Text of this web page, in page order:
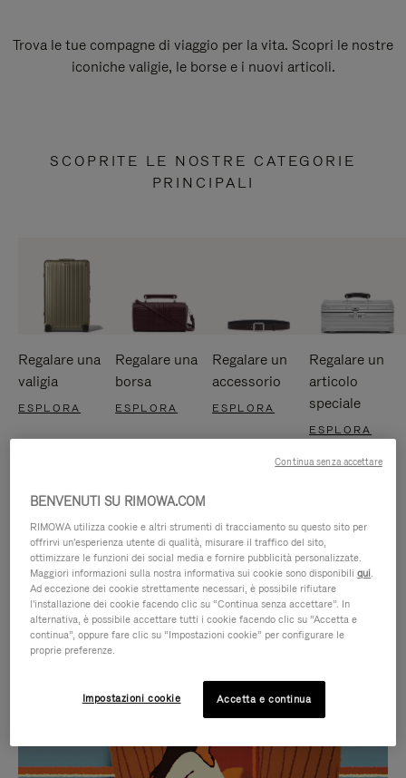
Trova le tue compagne di viaggio per la vita. Scopri le nostre
iconiche valigie, le borse e i nuovi articoli.
SCOPRITE LE NOSTRE CATEGORIE
PRINCIPALI
Regalare una
valigia
ESPLORA
Regalare una
borsa
ESPLORA
Regalare un
accessorio
ESPLORA
Regalare un
articolo
speciale
ESPLORA
NON
ÈSELEZIONI REGALO CURATE
BENVENUTI SU RIMOWA.COM
RIMOWA utilizza cookie e altri strumenti di tracciamento su questo sito per
offrirvi un'esperienza utente di qualità, misurare il traffico del sito,
ottimizzare le funzioni dei social media e fornire pubblicità personalizzate.
Maggiori informazioni sulla nostra informativa sui cookie sono disponibiliqui.
Ad eccezione dei cookie strettamente necessari, è possibile rifiutare
l'installazione dei cookie facendo clic su “Continua senza accettare”. In
alternativa, è possibile accettare tutti i cookie facendo clic su “Accetta e
continua”, oppure fare clic su “Impostazioni cookie” per configurare le
proprie preferenze.
Impostazioni cookie Accetta e continua
Continua senza accettare